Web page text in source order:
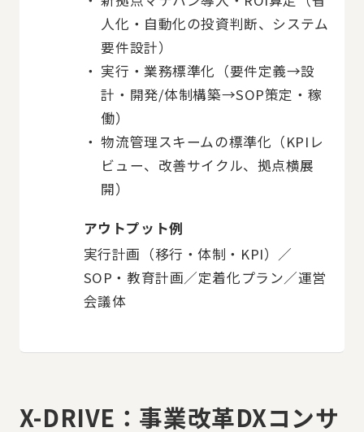
人化・自動化の投資判断、システム
要件設計）
実行・業務標準化（要件定義→設
計・開発/体制構築→SOP策定・稼
働）
物流管理スキームの標準化（KPIレ
ビュー、改善サイクル、拠点横展
開）
アウトプット例
実行計画（移行・体制・KPI）／
SOP・教育計画／定着化プラン／運営
会議体
X-DRIVE：事業改革DXコンサ